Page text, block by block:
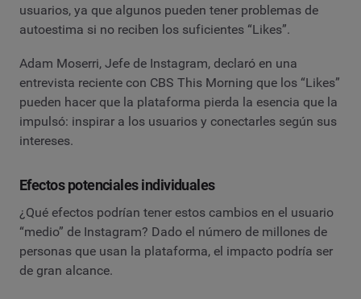
usuarios, ya que algunos pueden tener problemas de
autoestima si no reciben los suficientes “Likes”.
Adam Moserri, Jefe de Instagram, declaró en una
entrevista reciente con CBS This Morning que los “Likes”
pueden hacer que la plataforma pierda la esencia que la
impulsó: inspirar a los usuarios y conectarles según sus
intereses.
Efectos potenciales individuales
¿Qué efectos podrían tener estos cambios en el usuario
“medio” de Instagram? Dado el número de millones de
personas que usan la plataforma, el impacto podría ser
de gran alcance.